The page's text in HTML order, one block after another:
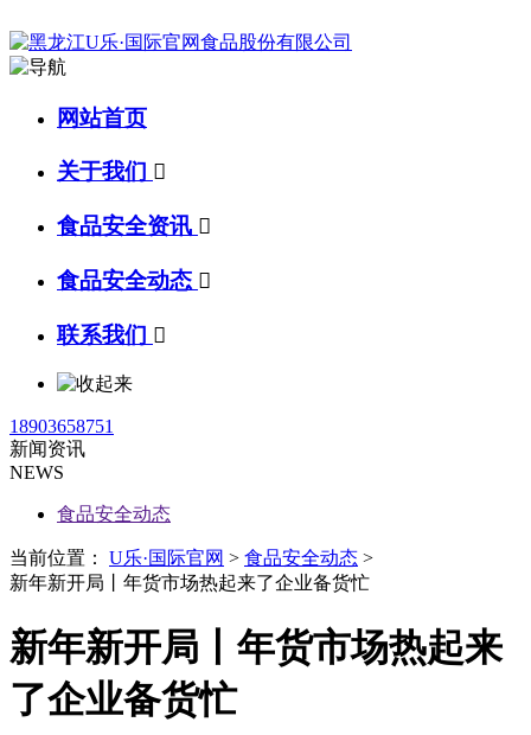
网站首页
关于我们 
食品安全资讯 
食品安全动态 
联系我们 
18903658751
新闻资讯
NEWS
食品安全动态
当前位置： U乐·国际官网 > 食品安全动态 >
新年新开局丨年货市场热起来了企业备货忙
新年新开局丨年货市场热起来
了企业备货忙